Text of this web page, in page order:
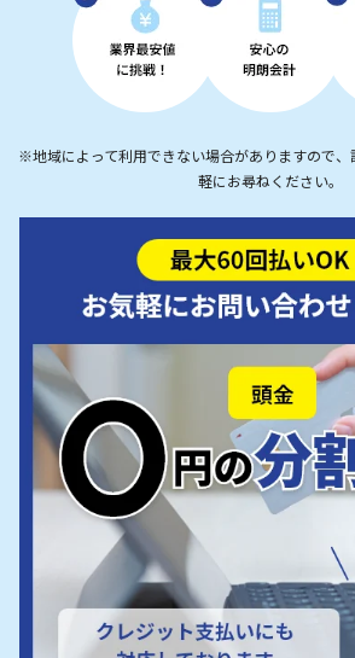
※地域によって利用できない場合がありますので
軽にお尋ねください。